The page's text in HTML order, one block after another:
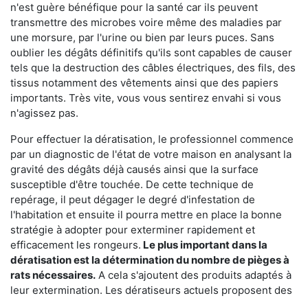
n'est guère bénéfique pour la santé car ils peuvent
transmettre des microbes voire même des maladies par
une morsure, par l'urine ou bien par leurs puces. Sans
oublier les dégâts définitifs qu'ils sont capables de causer
tels que la destruction des câbles électriques, des fils, des
tissus notamment des vêtements ainsi que des papiers
importants. Très vite, vous vous sentirez envahi si vous
n'agissez pas.
Pour effectuer la dératisation, le professionnel commence
par un diagnostic de l'état de votre maison en analysant la
gravité des dégâts déjà causés ainsi que la surface
susceptible d'être touchée. De cette technique de
repérage, il peut dégager le degré d'infestation de
l'habitation et ensuite il pourra mettre en place la bonne
stratégie à adopter pour exterminer rapidement et
efficacement les rongeurs. Le plus important dans la
dératisation est la détermination du nombre de pièges à
rats nécessaires. A cela s'ajoutent des produits adaptés à
leur extermination. Les dératiseurs actuels proposent des